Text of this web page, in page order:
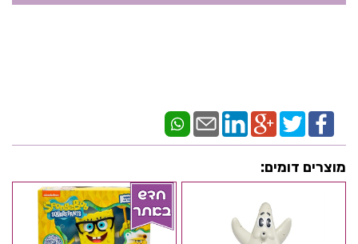
מוצרים דומים: